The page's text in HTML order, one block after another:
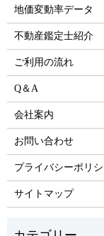
地価変動率データ
不動産鑑定士紹介
ご利用の流れ
Q＆A
会社案内
お問い合わせ
プライバシーポリ
サイトマップ